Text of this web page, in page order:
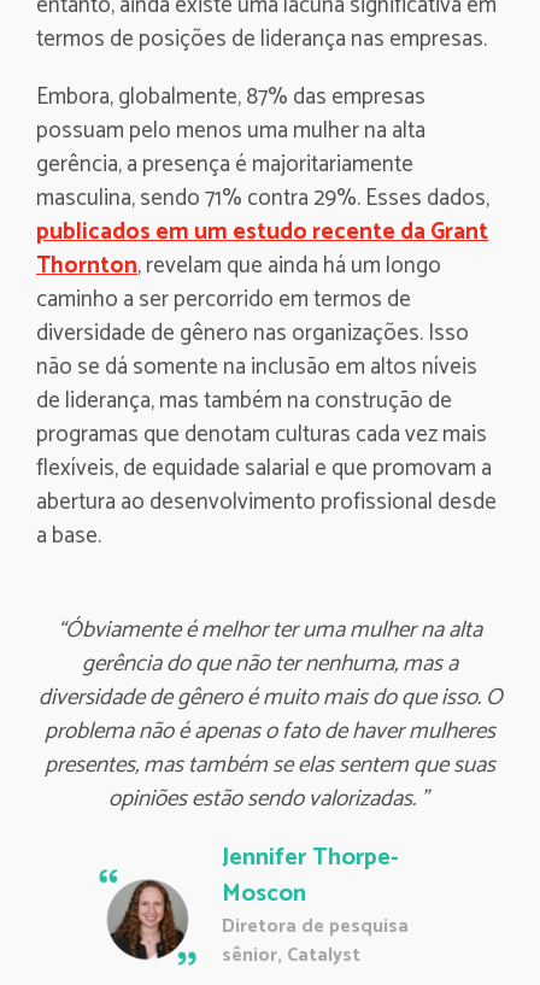
termos de posições de liderança nas empresas.
Embora, globalmente, 87% das empresas
possuam pelo menos uma mulher na alta
gerência, a presença é majoritariamente
masculina, sendo 71% contra 29%. Esses dados,
publicados em um estudo recente da Grant
Thornton, revelam que ainda há um longo
caminho a ser percorrido em termos de
diversidade de gênero nas organizações. Isso
não se dá somente na inclusão em altos níveis
de liderança, mas também na construção de
programas que denotam culturas cada vez mais
flexíveis, de equidade salarial e que promovam a
abertura ao desenvolvimento profissional desde
a base.
“Óbviamente é melhor ter uma mulher na alta
gerência do que não ter nenhuma, mas a
diversidade de gênero é muito mais do que isso. O
problema não é apenas o fato de haver mulheres
presentes, mas também se elas sentem que suas
opiniões estão sendo valorizadas. ”
Jennifer Thorpe-
Moscon
Diretora de pesquisa
sênior, Catalyst